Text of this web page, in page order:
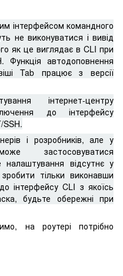
інтерфейсом командного
не виконуватися і вивід
як це виглядає в CLI при
Функція автодоповнення
Tab працює з версії
інтернет-центру
до інтерфейсу
SSH.
і розробників, але у
застосовуватися
налаштування відсутнє у
тільки виконавши
інтерфейсу CLI з якоїсь
будьте обережні при
на роутері потрібно